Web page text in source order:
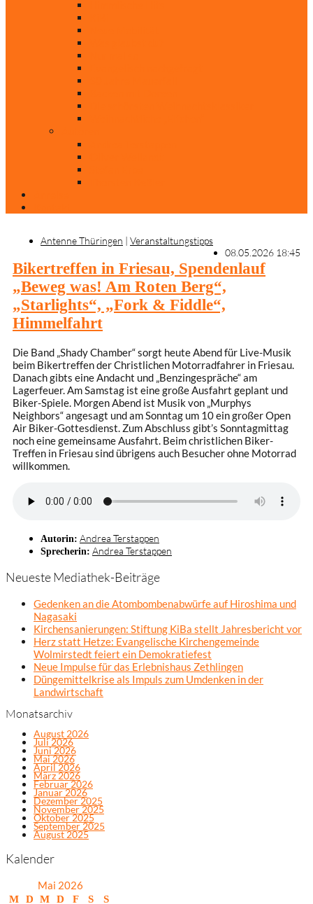
Antenne Thüringen | Veranstaltungstipps
08.05.2026 18:45
Bikertreffen in Friesau, Spendenlauf
„Beweg was! Am Roten Berg“,
„Starlights“, „Fork & Fiddle“,
Himmelfahrt
Die Band „Shady Chamber“ sorgt heute Abend für Live-Musik
beim Bikertreffen der Christlichen Motorradfahrer in Friesau.
Danach gibts eine Andacht und „Benzingespräche“ am
Lagerfeuer. Am Samstag ist eine große Ausfahrt geplant und
Biker-Spiele. Morgen Abend ist Musik von „Murphys
Neighbors“ angesagt und am Sonntag um 10 ein großer Open
Air Biker-Gottesdienst. Zum Abschluss gibt’s Sonntagmittag
noch eine gemeinsame Ausfahrt. Beim christlichen Biker-
Treffen in Friesau sind übrigens auch Besucher ohne Motorrad
willkommen.
Autorin: Andrea Terstappen
Sprecherin: Andrea Terstappen
Neueste Mediathek-Beiträge
Gedenken an die Atombombenabwürfe auf Hiroshima und
Nagasaki
Kirchensanierungen: Stiftung KiBa stellt Jahresbericht vor
Herz statt Hetze: Evangelische Kirchengemeinde
Wolmirstedt feiert ein Demokratiefest
Neue Impulse für das Erlebnishaus Zethlingen
Düngemittelkrise als Impuls zum Umdenken in der
Landwirtschaft
Monatsarchiv
August 2026
Juli 2026
Juni 2026
Mai 2026
April 2026
März 2026
Februar 2026
Januar 2026
Dezember 2025
November 2025
Oktober 2025
September 2025
August 2025
Kalender
Mai 2026
M D M D F S S